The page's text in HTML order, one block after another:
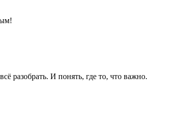
разобрать. И понять, где то, что важно.